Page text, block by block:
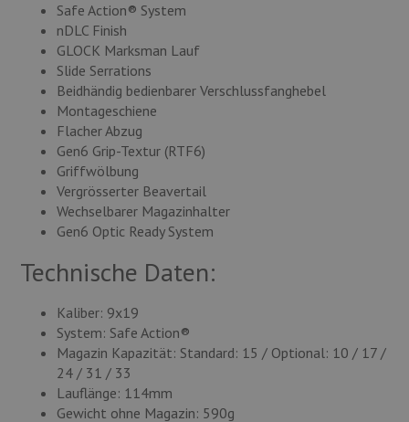
Safe Action® System
nDLC Finish
GLOCK Marksman Lauf
Slide Serrations
Beidhändig bedienbarer Verschlussfanghebel
Montageschiene
Flacher Abzug
Gen6 Grip-Textur (RTF6)
Griffwölbung
Vergrösserter Beavertail
Wechselbarer Magazinhalter
Gen6 Optic Ready System
Technische Daten:
Kaliber: 9x19
System: Safe Action®
Magazin Kapazität: Standard: 15 / Optional: 10 / 17 /
24 / 31 / 33
Lauflänge: 114mm
Gewicht ohne Magazin: 590g